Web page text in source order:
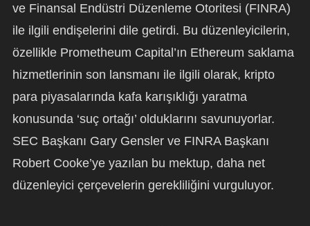
ve Finansal Endüstri Düzenleme Otoritesi (FINRA)
ile ilgili endişelerini dile getirdi. Bu düzenleyicilerin,
özellikle Prometheum Capital’ın Ethereum saklama
hizmetlerinin son lansmanı ile ilgili olarak, kripto
para piyasalarında kafa karışıklığı yaratma
konusunda ‘suç ortağı’ olduklarını savunuyorlar.
SEC Başkanı Gary Gensler ve FINRA Başkanı
Robert Cooke’ye yazılan bu mektup, daha net
düzenleyici çerçevelerin gerekliliğini vurguluyor.